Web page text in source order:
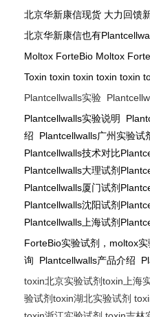
北京华新康信现货 大力回馈
北京华新康信也有
Moltox ForteBio Moltox
Toxin toxin toxin toxin toxin
Plantcellwalls实验
Plantcellwalls实验说明
绍 Plantcellwalls广州实验试
Plantcellwalls技术对比
Plantcellwalls大理试剂
Plantcellwalls厦门试剂
Plantcellwalls沈阳试剂
Plantcellwalls 上海试剂
ForteBio实验试剂， moltox实
询 Plantcellwalls产品介绍
toxin北京实验试剂toxin 上海
验试剂toxin湖北实验试剂